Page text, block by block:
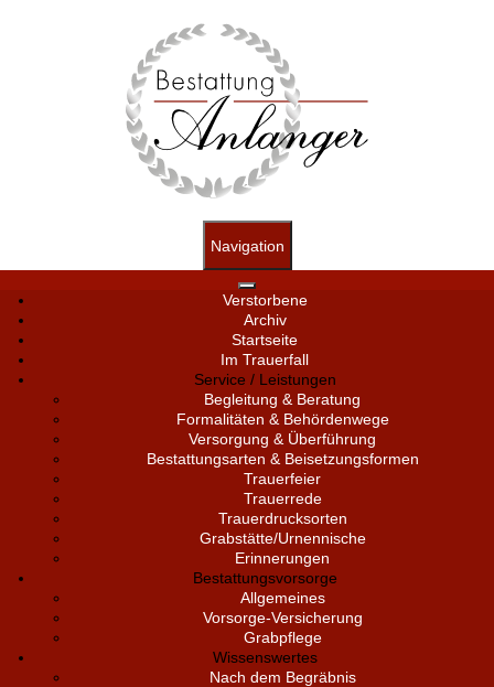
Navigation
Verstorbene
Archiv
Startseite
Im Trauerfall
Service / Leistungen
Begleitung & Beratung
Formalitäten & Behördenwege
Versorgung & Überführung
Bestattungsarten & Beisetzungsformen
Trauerfeier
Trauerrede
Trauerdrucksorten
Grabstätte/Urnennische
Erinnerungen
Bestattungsvorsorge
Allgemeines
Vorsorge-Versicherung
Grabpflege
Wissenswertes
Nach dem Begräbnis